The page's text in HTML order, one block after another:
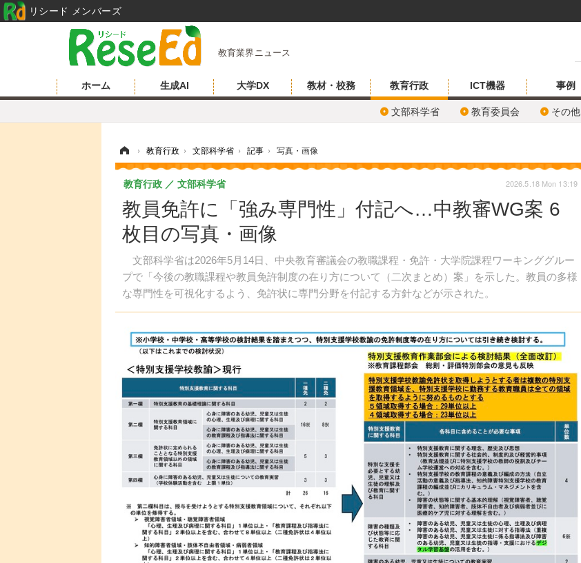
教育業界ニュース
ホーム 生成AI 大学DX 教材・校務 教育行政
文部科学省 教育委員会 その他
ICT機器 事例
› 教育行政 › 文部科学省 › 記事 › 写真・画像
教員免許に「強み専門性」付記へ…中教審WG案 6
枚目の写真・画像
文部科学省は2026年5月14日、中央教育審議会の教職課程・免許・大学院課程ワーキンググルー
プで「今後の教職課程や教員免許制度の在り方について（二次まとめ）案」を示した。教員の多様
な専門性を可視化するよう、免許状に専門分野を付記する方針などが示された。
教育行政 文部科学省 2026.5.18 Mon 13:19
リシード メンバーズ